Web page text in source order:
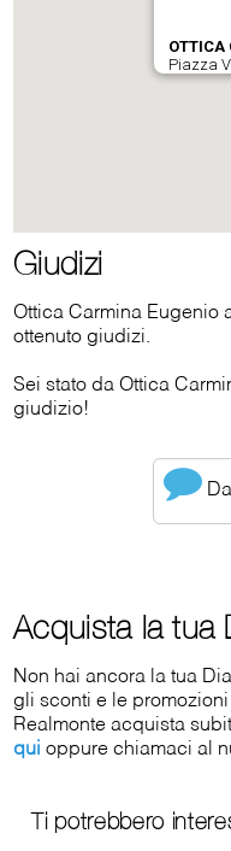
Giudizi
Ottica Carmina Eugenio
ottenuto giudizi.
Sei stato da Ottica
giudizio!
Acquista la tua
Non hai ancora la tua
gli sconti e le
Realmonte acquista
qui oppure chiamaci al
Ti potrebbero